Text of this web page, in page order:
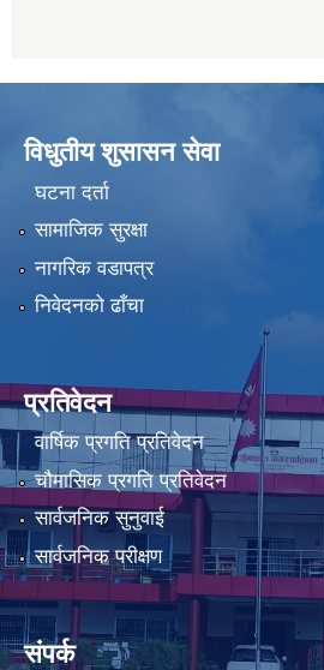
विधुतीय शुसासन सेवा
घटना दर्ता
सामाजिक सुरक्षा
नागरिक वडापत्र
निवेदनको ढाँचा
प्रतिवेदन
वार्षिक प्रगति प्रतिवेदन
चौमासिक प्रगति प्रतिवेदन
सार्वजनिक सुनुवाई
सार्वजनिक परीक्षण
संपर्क